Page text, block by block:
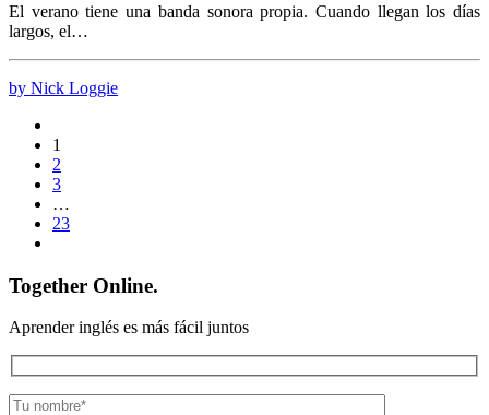
El verano tiene una banda sonora propia. Cuando llegan los días
largos, el…
by Nick Loggie
1
2
3
…
23
Together Online.
Aprender inglés es más fácil juntos